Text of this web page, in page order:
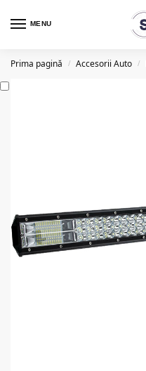
MENU
Prima pagină / Accesorii Auto /